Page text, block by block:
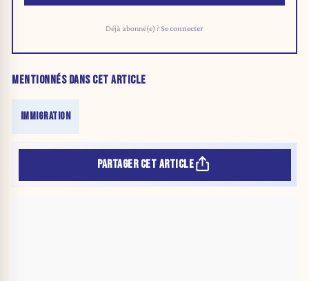
Déjà abonné(e) ?Se connecter
MENTIONNÉS DANS CET ARTICLE
IMMIGRATION
PARTAGER CET ARTICLE